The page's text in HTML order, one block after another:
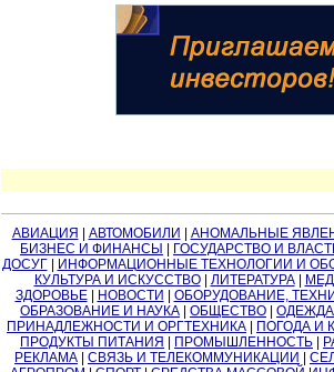
АВИАЦИЯ АВТОМОБИЛИ АНОМАЛЬНЫЕ
БИЗНЕС И ФИНАНСЫ
ГОСУДАРСТВО И
ДОСУГ| ИНФОРМАЦИОННЫЕ ТЕХНОЛОГИИ И
КУЛЬТУРА И ИСКУССТВО| ЛИТЕРАТУРА|
ЗДОРОВЬЕ| НОВОСТИ ОБОРУДОВАНИЕ,
ОБРАЗОВАНИЕ И НАУКА
ОБЩЕСТВО
ПРИНАДЛЕЖНОСТИ И ОРГТЕХНИКА
ПОГОДА И
ПРОДУКТЫ ПИТАНИЯ
ПРОМЫШЛЕННОСТЬ
РЕКЛАМА
СВЯЗЬ И ТЕЛЕКОММУНИКАЦИИ